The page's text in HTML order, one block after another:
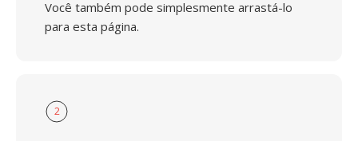
Você também pode simplesmente arrastá-lo
para esta página.
2